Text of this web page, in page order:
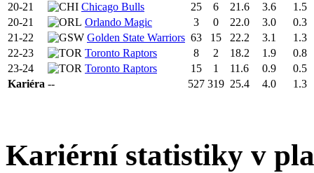
20-21
Chicago Bulls 25 6 21.6 3.6
1.5
20-21
Orlando Magic 3 0 22.0 3.0
0.3
21-22
Golden State Warriors 63 15 22.2 3.1
1.3
22-23
Toronto Raptors 8 2 18.2 1.9
0.8
23-24
Toronto Raptors 15 1 11.6 0.9
0.5
Kariéra -- 527 319 25.4 4.0 1.3
Kariérní statistiky v